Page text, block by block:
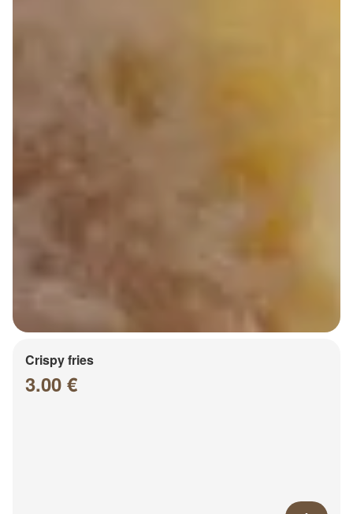
Crispy fries
3.00 €